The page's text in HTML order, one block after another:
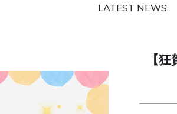
LATEST NEWS
【